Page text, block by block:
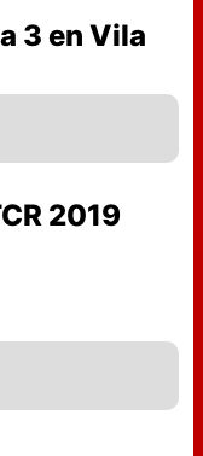
3 en Vila
2019